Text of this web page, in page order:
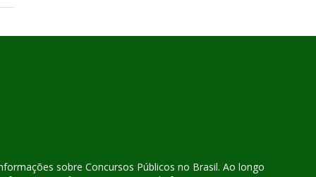
sobre Concursos Públicos no Brasil. Ao longo